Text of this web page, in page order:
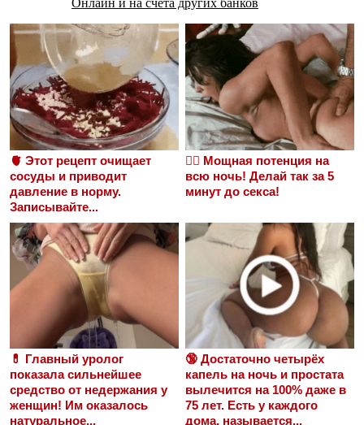
Онлайн и на счета других банков
🫀 Этот рецепт очищает
сосуды и приводит
давление в норму.
Записывайте...
❤️‍🔥 Мощная потенция на
всю ночь! Делай так за 5
минут до секса!
💊 Главный уролог
показала сильнейшее
средство от недержания у
женщин! Им оказалось
натуральное...
🔞 Достаточно четырёх
капель на ночь и простата
вылечится на 100% даже в
75 лет. Есть у каждого
дома, называется...